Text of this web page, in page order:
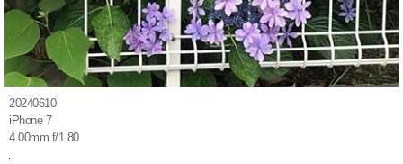
20240610
iPhone 7
4.00mm f/1.80